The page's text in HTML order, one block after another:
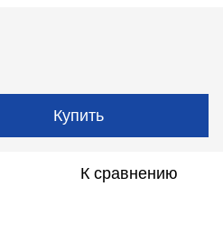
Купить
К сравнению